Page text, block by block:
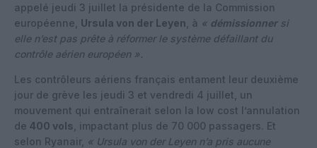
appelé jeudi 3 juillet la présidente de la Commission
européenne, Ursula von der Leyen , à « démissionnersi
elle n’est pas prête à réformer le système défaillant du
contrôle aérien européen ».
Les contrôleurs aériens français entament leur deuxième
jour de grève les jeudi 3 et vendredi 4 juillet, un
mouvement qui entraînerait selon la low cost l’annulation
de 400 vols , impactant plus de 70 000 passagers. Et
selon Ryanair, « Ursula von der Leyen n’a pris aucune